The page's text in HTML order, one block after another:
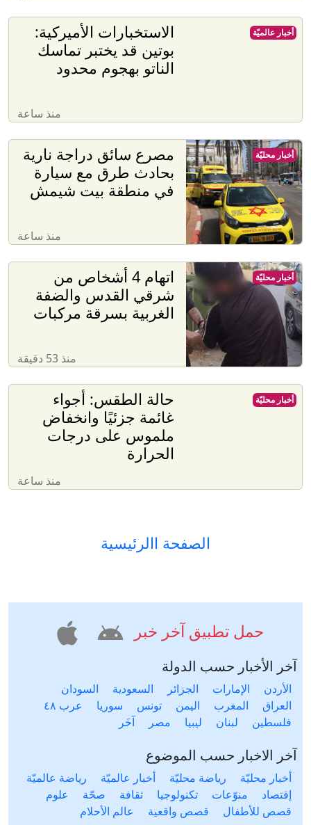
الاستخبارات الأميركية:
بوتين قد يختبر تماسك
الناتو بهجوم محدود
منذ ساعة
أخبار عالميّة
مصرع سائق دراجة نارية
بحادث طرق مع سيارة
في منطقة بيت شيمش
منذ ساعة
أخبار محليّة
اتهام 4 أشخاص من
شرقي القدس والضفة
الغربية بسرقة مركبات
منذ 53 دقيقة
أخبار محليّة
حالة الطقس: أجواء
غائمة جزئيًا وانخفاض
ملموس على درجات
الحرارة
منذ ساعة
أخبار محليّة
الصفحة االرئيسية
حمل تطبيق آخر خبر
آخر الأخبار حسب الدولة
الأردن الإمارات الجزائر السعودية
السودان
العراق
المغرب اليمن تونس سوريا
عرب ٤٨
فلسطين
لبنان ليبيا مصر آخَر
آخر الاخبار حسب الموضوع
أخبار محليّة رياضة محليّة أخبار عالميّة
رياضة عالميّة
إقتصاد
منوّعات تكنولوجيا ثقافة صحّة
علوم
قصص للأطفال
قصص واقعية عالم الأحلام